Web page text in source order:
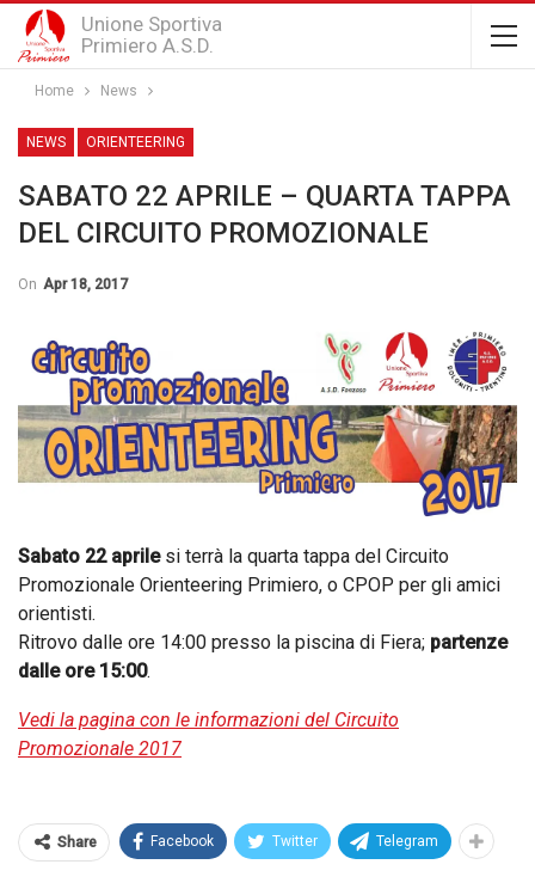
Unione Sportiva
Primiero A.S.D.
Home News
NEWS ORIENTEERING
SABATO 22 APRILE – QUARTA TAPPA
DEL CIRCUITO PROMOZIONALE
On Apr 18, 2017
Sabato 22 aprilesi terrà la quarta tappa del Circuito
Promozionale Orienteering Primiero, o CPOP per gli amici
orientisti.
Ritrovo dalle ore 14:00 presso la piscina di Fiera; partenze
dalle ore 15:00.
Vedi la pagina con le informazioni del Circuito
Promozionale 2017
Share Facebook Twitter Telegram